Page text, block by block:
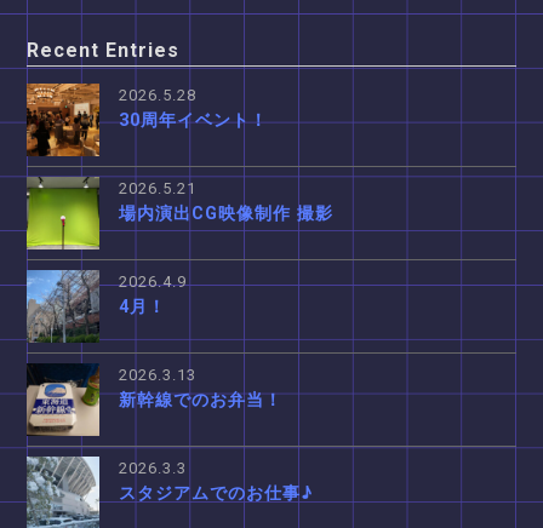
Recent Entries
2026.5.28
30周年イベント！
2026.5.21
場内演出CG映像制作 撮影
2026.4.9
4月！
2026.3.13
新幹線でのお弁当！
2026.3.3
スタジアムでのお仕事♪